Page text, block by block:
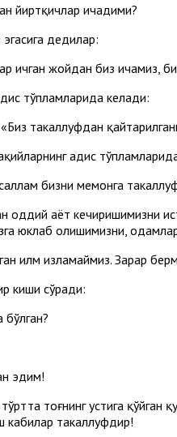
йиртқичлар ичадими?
эгасига дедилар:
ичган жойдан биз ичамиз,
тўпламларида келади:
такаллуфдан
ҳадис
бизни меҳмонга
оддий ҳаёт кечиришимизни
юклаб олишимизни,
илм изламаймиз. Зарар
киши сўради:
эдим!
тоғнинг устига
кабилар такаллуфдир!